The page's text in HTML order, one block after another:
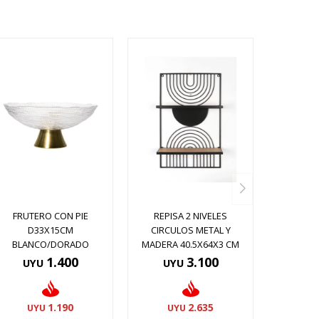
FRUTERO CON PIE
D33X15CM
BLANCO/DORADO
UYU 1.400
UYU 1.190
REPISA 2 NIVELES
CIRCULOS METAL Y
MADERA 40.5X64X3 CM
UYU 3.100
UYU 2.635